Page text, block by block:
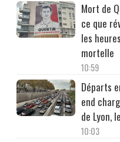
Mort de
ce que
les
mortelle
10:59
Départs
end
de Lyon,
10:03